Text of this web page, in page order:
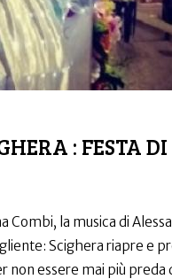
: FESTA
Combi, la musica di
Scighera riapre e
essere mai più preda